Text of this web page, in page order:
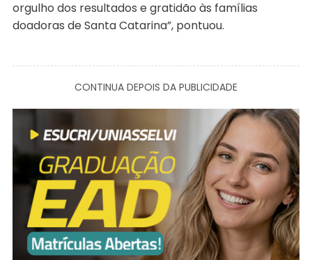
orgulho dos resultados e gratidão às famílias
doadoras de Santa Catarina”, pontuou.
CONTINUA DEPOIS DA PUBLICIDADE